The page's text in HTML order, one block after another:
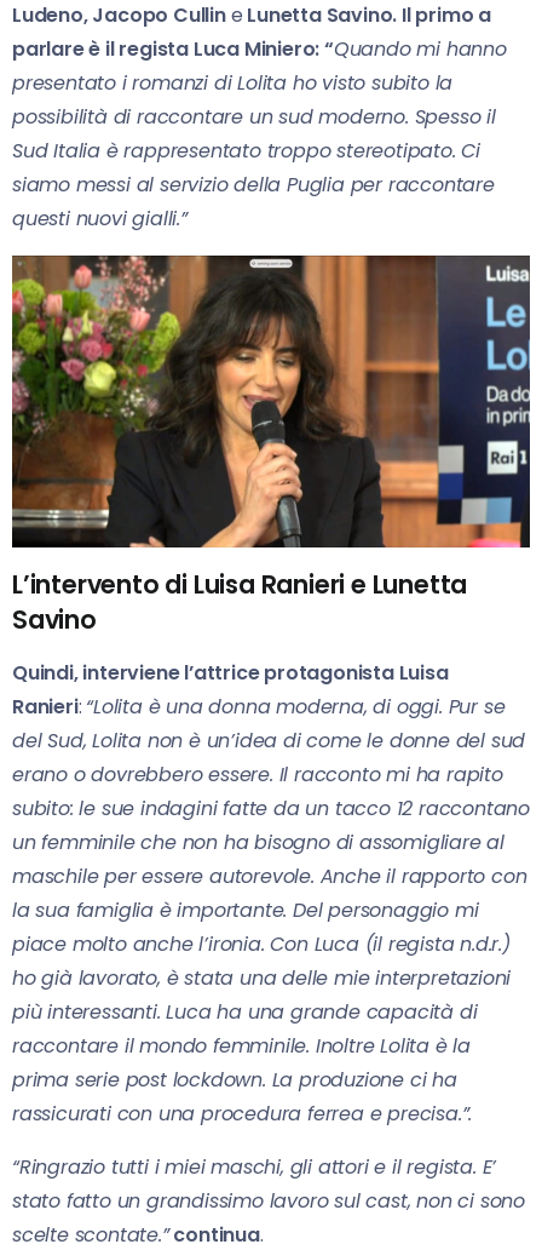
Ludeno, Jacopo Culline Lunetta Savino. Il primo a
parlare è il regista Luca Miniero: “Quando mi hanno
presentato i romanzi di Lolita ho visto subito la
possibilità di raccontare un sud moderno. Spesso il
Sud Italia è rappresentato troppo stereotipato. Ci
siamo messi al servizio della Puglia per raccontare
questi nuovi gialli.”
L’intervento di Luisa Ranieri e Lunetta
Savino
Quindi, interviene l’attrice protagonista Luisa
Ranieri: “Lolita è una donna moderna, di oggi. Pur se
del Sud, Lolita non è un’idea di come le donne del sud
erano o dovrebbero essere. Il racconto mi ha rapito
subito: le sue indagini fatte da un tacco 12 raccontano
un femminile che non ha bisogno di assomigliare al
maschile per essere autorevole. Anche il rapporto con
la sua famiglia è importante. Del personaggio mi
piace molto anche l’ironia. Con Luca (il regista n.d.r.)
ho già lavorato, è stata una delle mie interpretazioni
più interessanti. Luca ha una grande capacità di
raccontare il mondo femminile. Inoltre Lolita è la
prima serie post lockdown. La produzione ci ha
rassicurati con una procedura ferrea e precisa.”.
“Ringrazio tutti i miei maschi, gli attori e il regista. E’
stato fatto un grandissimo lavoro sul cast, non ci sono
scelte scontate.”continua.